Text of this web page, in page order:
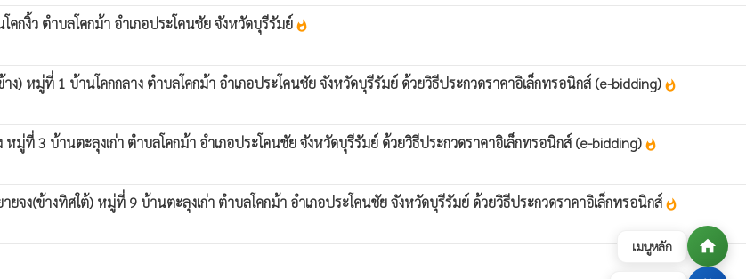
เมนูหลัก home
กงิ้ว ตำบลโคกม้า อำเภอประโคนชัย จังหวัดบุรีรัมย์ whatshot
ง) หมู่ที่ 1 บ้านโคกกลาง ตำบลโคกม้า อำเภอประโคนชัย จังหวัดบุรีรัมย์ ด้วยวิธีประกวดราคาอิเล็กทรอนิกส์ (e-bidding) whatshot
มู่ที่ 3 บ้านตะลุงเก่า ตำบลโคกม้า อำเภอประโคนชัย จังหวัดบุรีรัมย์ ด้วยวิธีประกวดราคาอิเล็กทรอนิกส์ (e-bidding) whatshot
ยจง(ข้างทิศใต้) หมู่ที่ 9 บ้านตะลุงเก่า ตำบลโคกม้า อำเภอประโคนชัย จังหวัดบุรีรัมย์ ด้วยวิธีประกวดราคาอิเล็กทรอนิกส์ whatshot